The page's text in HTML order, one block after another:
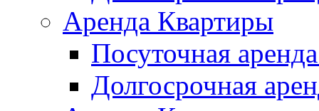
Аренда Квартиры
Посуточная
Долгосрочная